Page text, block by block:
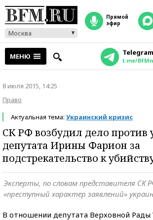
Москва
прямой
эфир
МЕНЮ Telegram
t.me/
8 июля 2015, 14:25
Право
Актуальная тема: Украинский кризис
СК РФ возбудил дело против
депутата Ирины Фарион за
подстрекательство к
Эксперты, по словам представителя СК
«преступный характер заявлений»
В отношении депутата Верховной